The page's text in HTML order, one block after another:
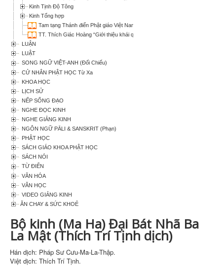
Kinh Tịnh Độ Tông
Kinh Tổng hợp
Tam tạng Thánh điển Phật giáo Việt Nam: Lời giới thiệu (HT Thích Thiện
TT. Thích Giác Hoàng “Giới thiệu khái quát Tam tạng Thánh điển Phật giáo
LUẬN
LUẬT
SONG NGỮ VIỆT-ANH (Đối Chiếu)
CỬ NHÂN PHẬT HỌC Từ Xa
KHOA HỌC
LỊCH SỬ
NẾP SỐNG ĐẠO
NGHE ĐỌC KINH
NGHE GIẢNG KINH
NGÔN NGỮ PĀLI & SANSKRIT (Phạn)
PHẬT HỌC
SÁCH GIÁO KHOA PHẬT HỌC
SÁCH NÓI
TỪ ĐIỂN
VĂN HÓA
VĂN HỌC
VIDEO GIẢNG KINH
ĂN CHAY & SỨC KHOẺ
Bộ kinh (Ma Ha) Đại Bát Nhã Ba
La Mật (Thích Trí Tịnh dịch)
Hán dịch: Pháp Sư Cưu-Ma-La-Thập.
Việt dịch: Thích Trí Tịnh.